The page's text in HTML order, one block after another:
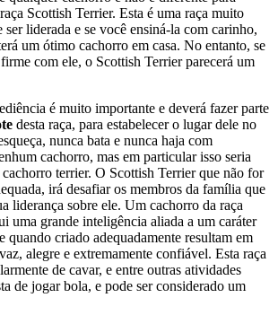
Scottish Terrier. Esta é uma raça muito
ser liderada e se você ensiná-la com carinho,
um ótimo cachorro em casa. No entanto, se
com ele, o Scottish Terrier parecerá um
é muito importante e deverá fazer parte
desta raça, para estabelecer o lugar dele no
nunca bata e nunca haja com
cachorro, mas em particular isso seria
terrier. O Scottish Terrier que não for
irá desafiar os membros da família que
liderança sobre ele. Um cachorro da raça
uma grande inteligência aliada a um caráter
quando criado adequadamente resultam em
alegre e extremamente confiável. Esta raça
de cavar, e entre outras atividades
de jogar bola, e pode ser considerado um